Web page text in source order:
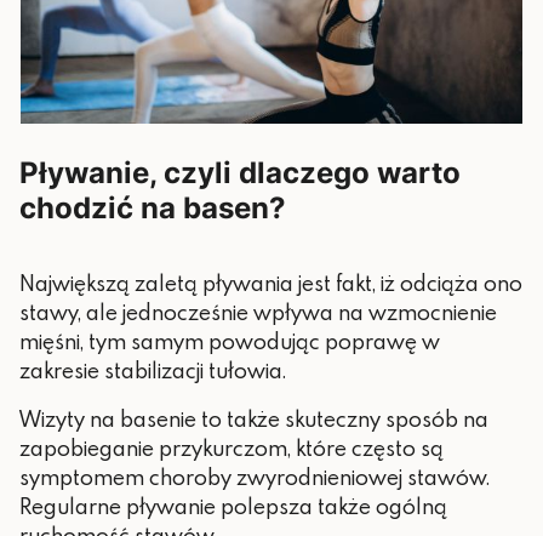
Pływanie, czyli dlaczego warto
chodzić na basen?
Największą zaletą pływania jest fakt, iż odciąża ono
stawy, ale jednocześnie wpływa na wzmocnienie
mięśni, tym samym powodując poprawę w
zakresie stabilizacji tułowia.
Wizyty na basenie to także skuteczny sposób na
zapobieganie przykurczom, które często są
symptomem choroby zwyrodnieniowej stawów.
Regularne pływanie polepsza także ogólną